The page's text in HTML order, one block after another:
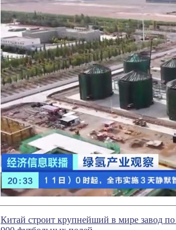
Китай строит крупнейший в мире завод